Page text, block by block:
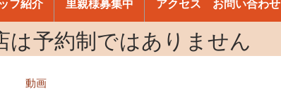
フ紹介 里親様募集中 アクセス お問い合わせ
予約制ではありません
動画